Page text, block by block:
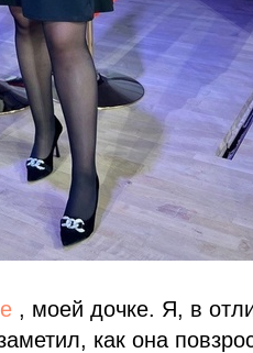
, моей дочке. Я, в
как она